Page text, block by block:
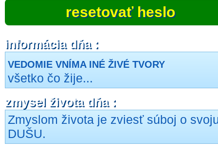
resetovať heslo
informácia dňa :
VEDOMIE VNÍMA INÉ ŽIVÉ TVORY
všetko čo žije...
zmysel života dňa :
Zmyslom života je zviesť súboj o
DUŠU.